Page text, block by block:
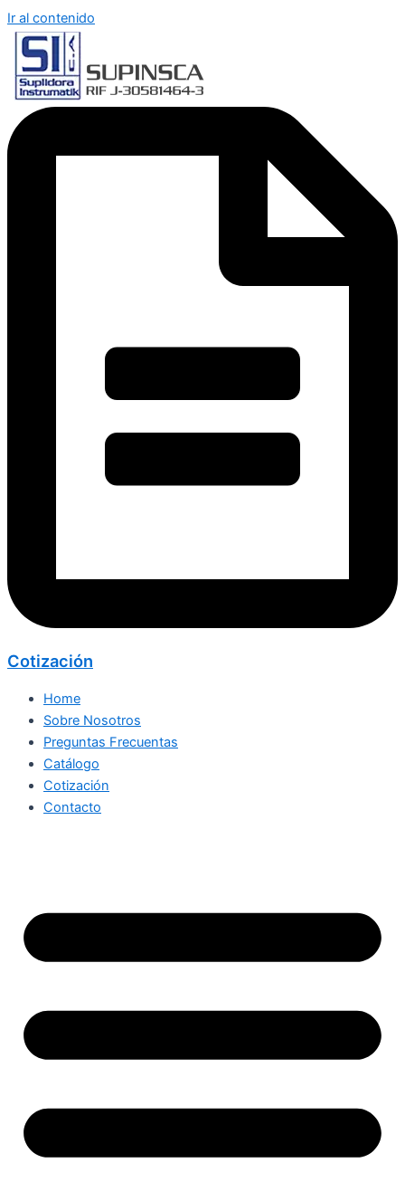
Ir al contenido
Cotización
Home
Sobre Nosotros
Preguntas Frecuentas
Catálogo
Cotización
Contacto